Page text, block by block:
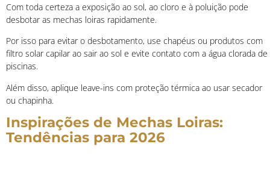
Com toda certeza a exposição ao sol, ao cloro e à poluição pode
desbotar as mechas loiras rapidamente.
Por isso para evitar o desbotamento, use chapéus ou produtos com
filtro solar capilar ao sair ao sol e evite contato com a água clorada de
piscinas.
Além disso, aplique leave-ins com proteção térmica ao usar secador
ou chapinha.
Inspirações de Mechas Loiras:
Tendências para 2026